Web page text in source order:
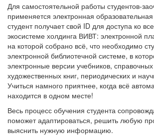
Для самостоятельной работы студентов-
применяется электронная
студент получает свой ID для доступа ко
экосистеме холдинга ВИВТ: электронной
на которой собрано всё, что необходимо
электронной библиотечной системе, в
электронные версии учебников,
художественных книг, периодических и
Учиться намного приятнее, когда всё
находится в одном месте!
Весь процесс обучения студента
поможет адаптироваться, решить любую
выяснить нужную информацию.